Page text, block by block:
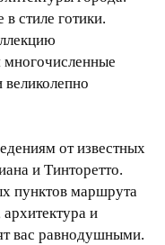
стиле готики.
многочисленные
великолепно
от известных
и Тинторетто.
пунктов маршрута
и
вас равнодушными.